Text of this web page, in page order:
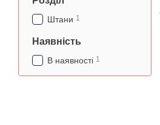
Штани 1
Наявність
В наявності 1